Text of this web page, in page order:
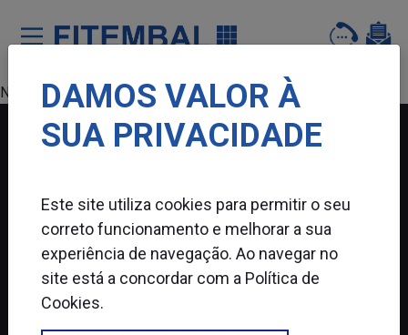
Saltar para o conteï¿½do principal da pï¿½gina
Nenhum produto encontrado.
SIGA-NOS
DAMOS VALOR À
SUA PRIVACIDADE
Este site utiliza cookies para permitir o seu
correto funcionamento e melhorar a sua
experiência de navegação. Ao navegar no
site está a concordar com a Política de
Cookies.